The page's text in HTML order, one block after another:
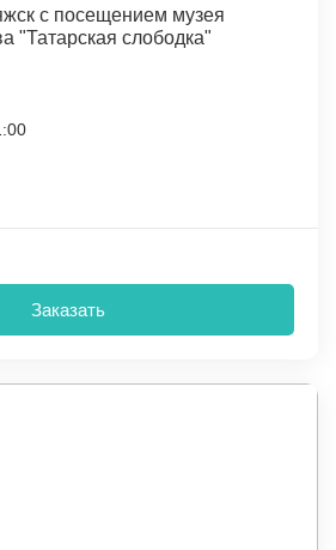
с посещением музея
"Татарская слободка"
Заказать